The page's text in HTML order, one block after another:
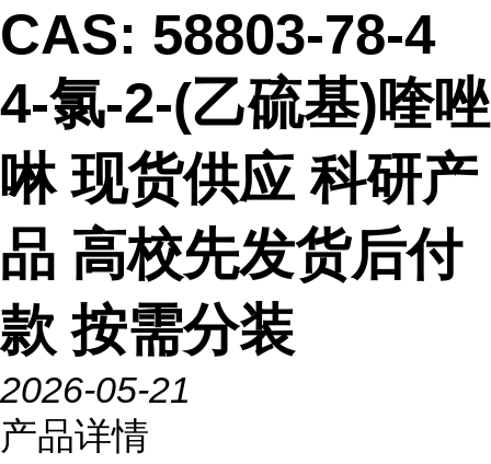
CAS: 58803-78-4
4-氯-2-(乙硫基)喹唑
啉 现货供应 科研产
品 高校先发货后付
款 按需分装
2026-05-21
产品详情